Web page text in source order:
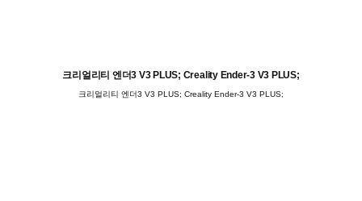
크리얼리티 엔더3 V3 PLUS; Creality Ender-3 V3 PLUS;
크리얼리티 엔더3 V3 PLUS; Creality Ender-3 V3 PLUS;